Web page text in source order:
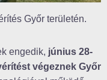
Győr területén.
engedik, június 28-
végeznek Győr